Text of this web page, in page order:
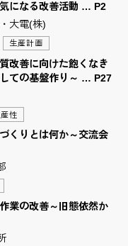
気になる改善活動 … P2
大電(株)
生産計画
改善に向けた飽くなき
ての基盤作り～ … P27
性
くりとは何か～交流会
業の改善～旧態依然か